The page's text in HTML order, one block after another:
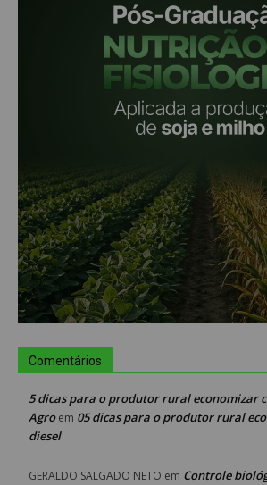
Comentários
5 dicas para o produtor rural economizar
Agroem 05 dicas para o produtor rural
diesel
GERALDO SALGADO NETO em Controle